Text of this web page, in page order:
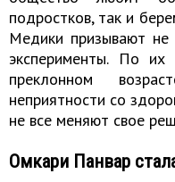
подростков, так и
Медики призывают
эксперименты. По
преклонном
неприятности со
не все меняют свое
Омкари Панвар